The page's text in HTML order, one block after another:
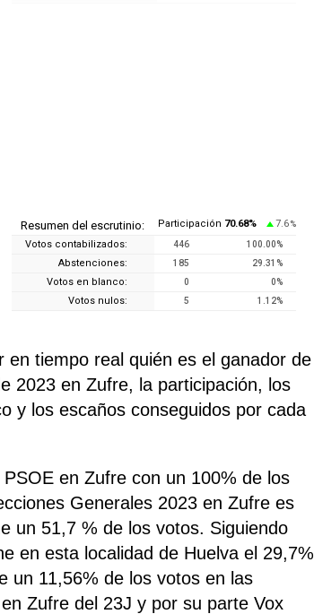
Resumen del escrutinio: Participación 70.68% 7.6 %
Votos contabilizados: 446 100.00%
Abstenciones: 185 29.31 %
Votos en blanco: 0 0%
Votos nulos: 5 1.12%
en tiempo real quién es el ganador de
2023 en Zufre, la participación, los
y los escaños conseguidos por cada
en Zufre con un 100% de los
Generales 2023 en Zufre es
un 51,7 % de los votos. Siguiendo
en esta localidad de Huelva el 29,7%
un 11,56% de los votos en las
Zufre del 23J y por su parte Vox